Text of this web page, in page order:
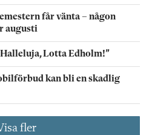
får vänta – någon
augusti
Lotta Edholm!”
kan bli en skadlig
fler